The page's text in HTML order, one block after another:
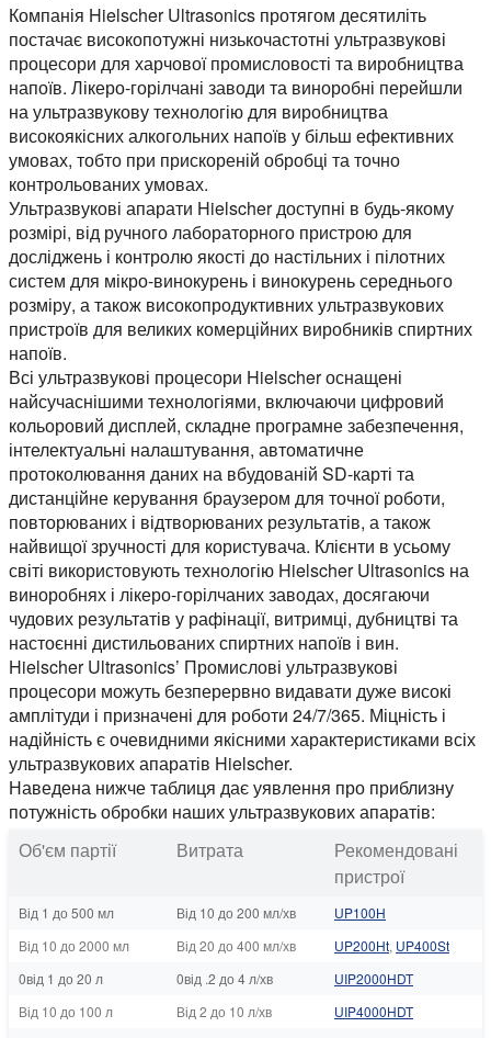
Компанія Hielscher Ultrasonics протягом десятиліть
постачає високопотужні низькочастотні ультразвукові
процесори для харчової промисловості та виробництва
напоїв. Лікеро-горілчані заводи та виноробні перейшли
на ультразвукову технологію для виробництва
високоякісних алкогольних напоїв у більш ефективних
умовах, тобто при прискореній обробці та точно
контрольованих умовах.
Ультразвукові апарати Hielscher доступні в будь-якому
розмірі, від ручного лабораторного пристрою для
досліджень і контролю якості до настільних і пілотних
систем для мікро-винокурень і винокурень середнього
розміру, а також високопродуктивних ультразвукових
пристроїв для великих комерційних виробників спиртних
напоїв.
Всі ультразвукові процесори Hielscher оснащені
найсучаснішими технологіями, включаючи цифровий
кольоровий дисплей, складне програмне забезпечення,
інтелектуальні налаштування, автоматичне
протоколювання даних на вбудованій SD-карті та
дистанційне керування браузером для точної роботи,
повторюваних і відтворюваних результатів, а також
найвищої зручності для користувача. Клієнти в усьому
світі використовують технологію Hielscher Ultrasonics на
виноробнях і лікеро-горілчаних заводах, досягаючи
чудових результатів у рафінації, витримці, дубництві та
настоєнні дистильованих спиртних напоїв і вин.
Hielscher Ultrasonics’ Промислові ультразвукові
процесори можуть безперервно видавати дуже високі
амплітуди і призначені для роботи 24/7/365. Міцність і
надійність є очевидними якісними характеристиками всіх
ультразвукових апаратів Hielscher.
Наведена нижче таблиця дає уявлення про приблизну
потужність обробки наших ультразвукових апаратів:
Об'єм партії
Витрата
Рекомендовані
пристрої
Від 1 до 500 мл Від 10 до 200 мл/хв
UP100H
Від 10 до 2000 мл
Від 20 до 400 мл/хв UP200Ht, UP400St
0від 1 до 20 л
0від .2 до 4 л/хв
UIP2000HDT
Від 10 до 100 л
Від 2 до 10 л/хв
UIP4000HDT